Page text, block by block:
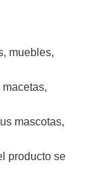
muebles,
mascotas,
producto se